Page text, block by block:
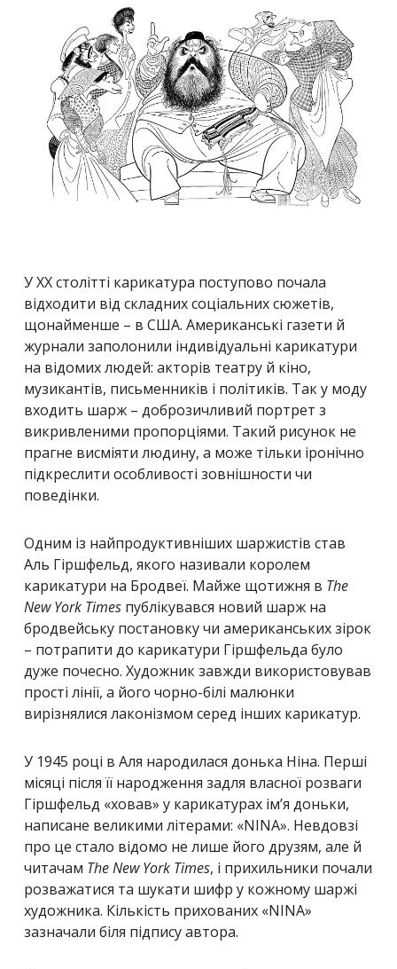
У ХХ столітті карикатура поступово почала
відходити від складних соціальних сюжетів,
щонайменше – в США. Американські газети й
журнали заполонили індивідуальні карикатури
на відомих людей: акторів театру й кіно,
музикантів, письменників і політиків. Так у моду
входить шарж – доброзичливий портрет з
викривленими пропорціями. Такий рисунок не
прагне висміяти людину, а може тільки іронічно
підкреслити особливості зовнішности чи
поведінки.
Одним із найпродуктивніших шаржистів став
Аль Гіршфельд, якого називали королем
карикатури на Бродвеї. Майже щотижня в The
New York Times публікувався новий шарж на
бродвейську постановку чи американських зірок
– потрапити до карикатури Гіршфельда було
дуже почесно. Художник завжди використовував
прості лінії, а його чорно-білі малюнки
вирізнялися лаконізмом серед інших карикатур.
У 1945 році в Аля народилася донька Ніна. Перші
місяці після її народження задля власної розваги
Гіршфельд «ховав» у карикатурах ім’я доньки,
написане великими літерами: «NINA». Невдовзі
про це стало відомо не лише його друзям, але й
читачам The New York Times, і прихильники почали
розважатися та шукати шифр у кожному шаржі
художника. Кількість прихованих «NINA»
зазначали біля підпису автора.